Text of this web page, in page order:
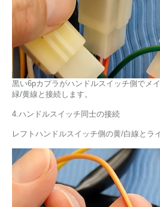
黒い6pカプラがハンドルスイッチ側でメ
緑/黄線と接続します。
4.ハンドルスイッチ同士の接続
レフトハンドルスイッチ側の黄/白線と